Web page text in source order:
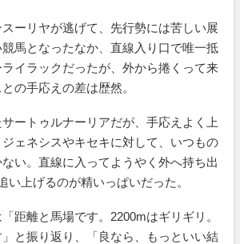
ーリヤが逃げて、先行勢には苦しい展
馬となったなか、直線入り口で唯一抵
イラックだったが、外から捲くって来
の手応えの差は歴然。
ートゥルナーリアだが、手応えよく上
ェネシスやキセキに対して、いつもの
い。直線に入ってようやく外へ持ち出
い上げるのが精いっぱいだった。
距離と馬場です。2200mはギリギリ。
と振り返り、「良なら、もっといい結